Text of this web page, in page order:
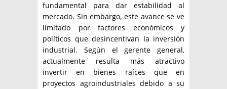
fundamental para dar estabilidad al
mercado. Sin embargo, este avance se ve
limitado por factores económicos y
políticos que desincentivan la inversión
industrial. Según el gerente general,
actualmente resulta más atractivo
invertir en bienes raíces que en
proyectos agroindustriales debido a su